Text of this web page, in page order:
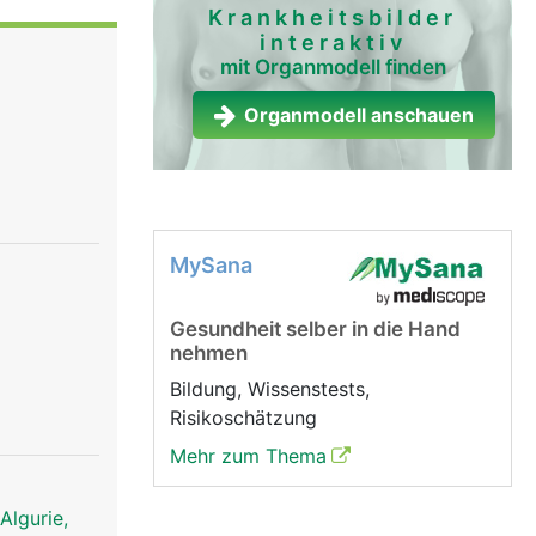
zwei
Krankheitsbilder
interaktiv
mit Organmodell finden
Organmodell anschauen
MySana
Gesundheit selber in die Hand
nehmen
Bildung, Wissenstests,
Risikoschätzung
Mehr zum Thema